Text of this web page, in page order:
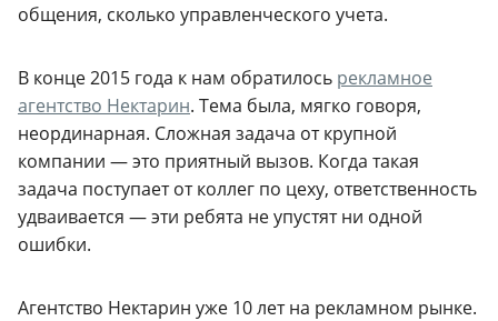
общения, сколько управленческого учета.
В конце 2015 года к нам обратилось рекламное
агентство Нектарин. Тема была, мягко говоря,
неординарная. Сложная задача от крупной
компании — это приятный вызов. Когда такая
задача поступает от коллег по цеху, ответственность
удваивается — эти ребята не упустят ни одной
ошибки.
Агентство Нектарин уже 10 лет на рекламном рынке.